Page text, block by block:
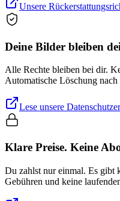
Unsere
Deine Bilder bleiben
Alle Rechte bleiben bei dir.
Automatische Löschung
Lese unsere
Klare Preise. Keine
Du zahlst nur einmal. Es gibt
Gebühren und keine